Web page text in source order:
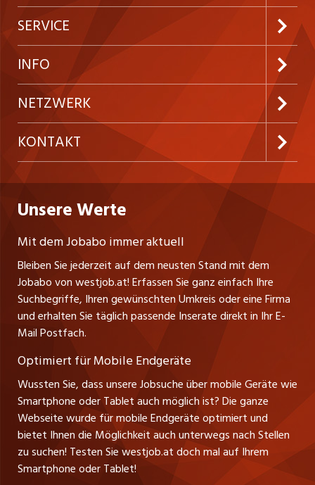
Jobabo abonnieren
Neue Stellen
Festanstellungen
Temporäre Jobs
Praktika
Lehrstellen
Führungspositionen
Management / Kader-Jobs
SERVICE
Kundenlogin
Inserieren
Firmen
Personalvermittler
INFO
Preise und Leistungen
AGB
Datenschutzerklärung
Impressum
NETZWERK
ostjob.ch
jobzüri.ch
jobmittelland.ch
jobbern.ch
jobbasel.ch
zentraljob.ch
myjob.ch
schaffu.ch (VS)
ajourjob.ch
russmedia.com
KONTAKT
Gutenbergstrasse 1
A-6858 Schwarzach
Stefan Spötl
Tel. +43 664 39 47 47 7
Leiter westjob.at
Andrea Graf
Tel. +43 664 20 30 02 1
Verkauf und Beratung
Unsere Werte
Mit dem Jobabo immer aktuell
Bleiben Sie jederzeit auf dem neusten Stand mit dem
Jobabo von westjob.at! Erfassen Sie ganz einfach Ihre
Suchbegriffe, Ihren gewünschten Umkreis oder eine Firma
und erhalten Sie täglich passende Inserate direkt in Ihr E-
Mail Postfach.
Optimiert für Mobile Endgeräte
Wussten Sie, dass unsere Jobsuche über mobile Geräte wie
Smartphone oder Tablet auch möglich ist? Die ganze
Webseite wurde für mobile Endgeräte optimiert und
bietet Ihnen die Möglichkeit auch unterwegs nach Stellen
zu suchen! Testen Sie westjob.at doch mal auf Ihrem
Smartphone oder Tablet!